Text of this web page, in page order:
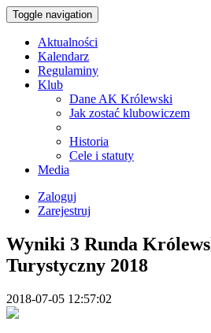
Toggle navigation
Aktualności
Kalendarz
Regulaminy
Klub
Dane AK Królewski
Jak zostać klubowiczem
Historia
Cele i statuty
Media
Zaloguj
Zarejestruj
Wyniki 3 Runda
Turystyczny 2018
2018-07-05 12:57:02